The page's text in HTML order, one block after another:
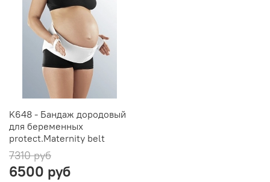
K648 - Бандаж дородовый
для беременных
protect.Maternity belt
7310 руб
6500 руб